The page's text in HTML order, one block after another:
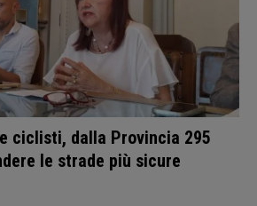
ciclisti, dalla Provincia 295
le strade più sicure